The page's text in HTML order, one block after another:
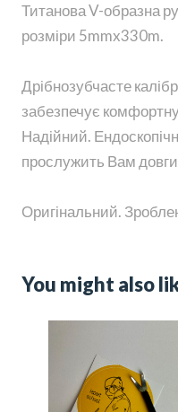
Титанова V-образна
розміри 5mmx330m.
Дрібнозубчасте
забезпечує
Надійний.
прослужить Вам
Оригінальний.
You might also